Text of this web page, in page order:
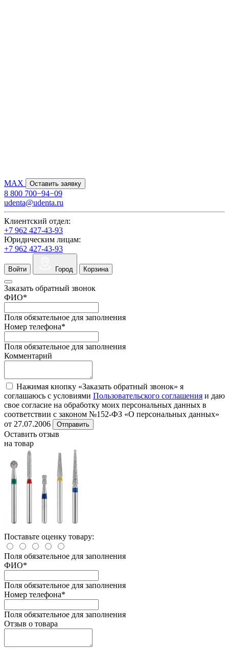
MAX Оставить заявку
8 800 700−94−09
udenta@udenta.ru
Клиентский отдел:
+7 962 427-43-93
Юридическим лицам:
+7 962 427-43-93
Войти Город Корзина
Заказать обратный звонок
ФИО*
Поля обязательное для заполнения
Номер телефона*
Поля обязательное для заполнения
Комментарий
Нажимая кнопку «Заказать обратный звонок» я
соглашаюсь с условиями Пользовательского соглашения и даю
свое согласие на обработку моих персональных данных в
соответствии с законом №152-ФЗ «О персональных данных»
от 27.07.2006
Отправить
Оставить отзыв
на товар
Поставьте оценку товару:
Поля обязательное для заполнения
ФИО*
Поля обязательное для заполнения
Номер телефона*
Поля обязательное для заполнения
Отзыв о товара